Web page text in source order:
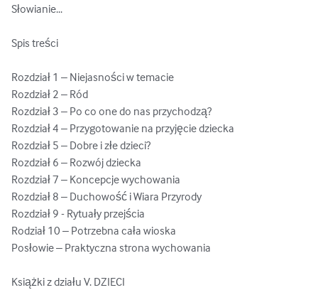
Słowianie...
Spis treści
Rozdział 1 – Niejasności w temacie
Rozdział 2 – Ród
Rozdział 3 – Po co one do nas przychodzą?
Rozdział 4 – Przygotowanie na przyjęcie dziecka
Rozdział 5 – Dobre i złe dzieci?
Rozdział 6 – Rozwój dziecka
Rozdział 7 – Koncepcje wychowania
Rozdział 8 – Duchowość i Wiara Przyrody
Rozdział 9 - Rytuały przejścia
Rodział 10 – Potrzebna cała wioska
Posłowie – Praktyczna strona wychowania
Książki z działu V. DZIECI